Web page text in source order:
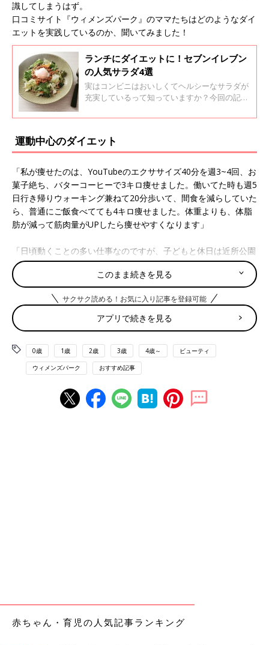
識してしまうはず。
口コミサイト『ウィメンズパーク』のママたちはどのようなダイ
エットを実践しているのか、聞いてみました！
ランチにダイエットに！セブンイレブン
の人気サラダ4選
実はコンビニはおいしくてヘルシーなサラダが
充実しているって知っていますか？今回の記事
てヘルシー生活を楽しんでいる様子を、インス
のランチから試してみてくださいね。
運動中心のダイエット
「私が痩せたのは、YouTubeのエクササイズ40分を週3~4回、お
菓子絶ち、バターコーヒーで3キロ痩せました。働いてた時も週5
日行き帰りウォーキング兼ねて20分歩いて、間食を減らしていた
ら、普通にご飯食べてても4キロ痩せました。体重よりも、体脂
肪が減って筋肉量がUPしたら痩せやすくなります」
「日頃動くことの多い仕事なのですが、子どもと休日は近所公園
でバドミントンをしたり、ボール投げをしたり、今頃ポケＧＯに
ハマり出した子どもがいるのでポケストップ探しに歩いたりして
います。絶対歩いていかない場所まで歩いて行って、この前は1
時間半で５キロ歩いていました」
「コツは諦めないこと。運動し始めたら1ヶ月は嫌にならないく
らいでいいから毎日必ず続ける。面倒になったらほんの1分のエ
クササイズだけでもいいから継続するのが大事です。本当に少し
ずつ少しずつ、筋力がついて筋肉量が増えていき、あれ、ちょっ
ます」
「太って足の裏が痛く2階から一階に降りるのが苦痛になり、も
このまま続きを見る
サクサク読める！お気に入り記事を登録可能
アプリで続きを見る
0歳 1歳 2歳 3歳 4歳～ ビューティ
ウィメンズパーク おすすめ記事
赤ちゃん・育児の人気記事ランキング